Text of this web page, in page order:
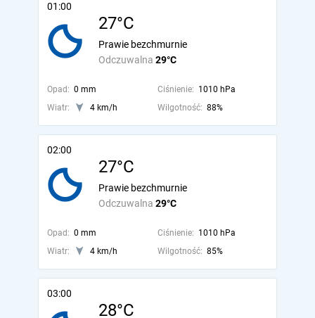
01:00
27°C
Odczuwalna 29°C
Prawie bezchmurnie
Opad: 0 mm Ciśnienie: 1010 hPa
Wiatr:
4 km/h Wilgotność: 88%
02:00
27°C
Odczuwalna 29°C
Prawie bezchmurnie
Opad: 0 mm Ciśnienie: 1010 hPa
Wiatr:
4 km/h Wilgotność: 85%
03:00
28°C